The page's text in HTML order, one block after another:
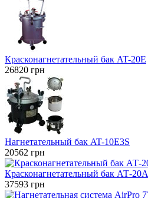
Красконагнетательный бак AT-20E
26820 грн
Нагнетательный бак AT-10E3S
20562 грн
Красконагнетательный бак АТ-20А
37593 грн